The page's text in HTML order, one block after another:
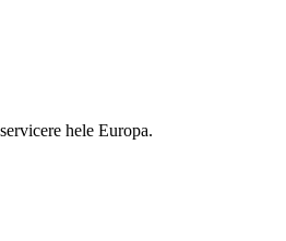
hele Europa.